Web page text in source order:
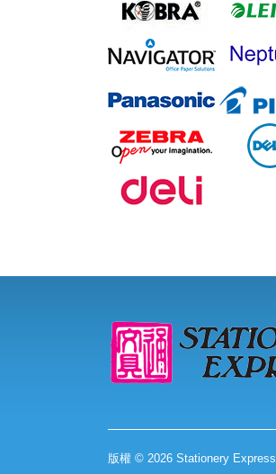
版權 © 2026 Stationery Express